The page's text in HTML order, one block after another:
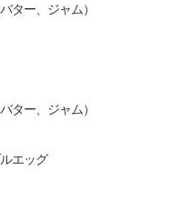
ター、ジャム）
ター、ジャム）
エッグ